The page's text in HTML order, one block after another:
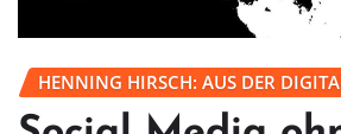
HENNING HIRSCH: AUS DER